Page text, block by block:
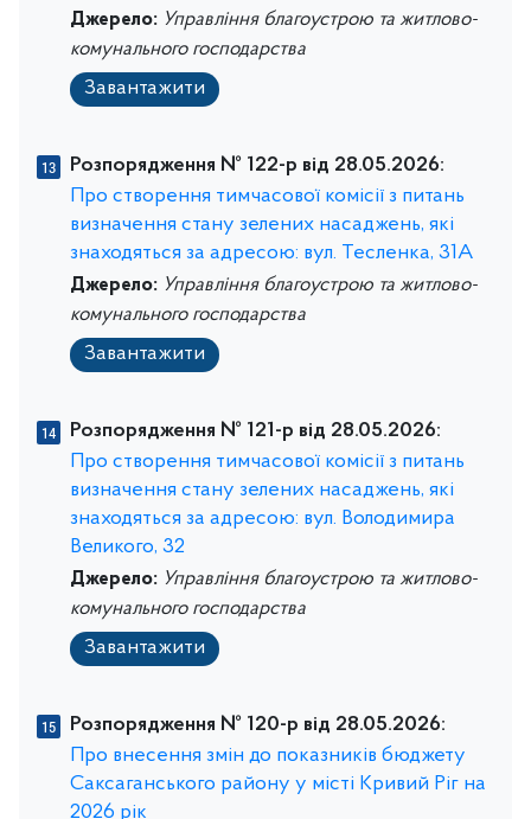
Джерело: Управління благоустрою та житлово-
комунального господарства
Завантажити
Розпорядження № 122-р від 28.05.2026:
Про створення тимчасової комісії з питань
визначення стану зелених насаджень, які
знаходяться за адресою: вул. Тесленка, 31А
Джерело: Управління благоустрою та житлово-
комунального господарства
Завантажити
Розпорядження № 121-р від 28.05.2026:
Про створення тимчасової комісії з питань
визначення стану зелених насаджень, які
знаходяться за адресою: вул. Володимира
Великого, 32
Джерело: Управління благоустрою та житлово-
комунального господарства
Завантажити
Розпорядження № 120-р від 28.05.2026:
Про внесення змін до показників бюджету
Саксаганського району у місті Кривий Ріг на
2026 рік